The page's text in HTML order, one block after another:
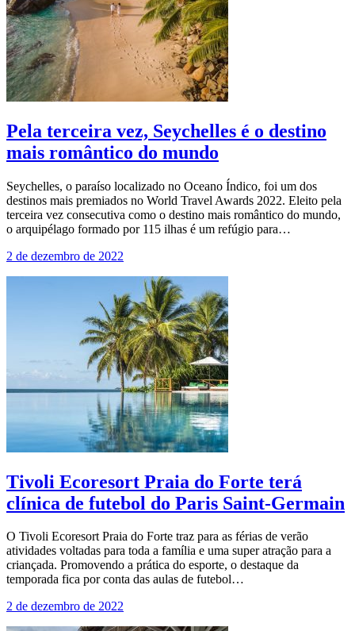
Pela terceira vez, Seychelles é o destino
mais romântico do mundo
Seychelles, o paraíso localizado no Oceano Índico, foi um dos
destinos mais premiados no World Travel Awards 2022. Eleito pela
terceira vez consecutiva como o destino mais romântico do mundo,
o arquipélago formado por 115 ilhas é um refúgio para…
2 de dezembro de 2022
Tivoli Ecoresort Praia do Forte terá
clínica de futebol do Paris Saint-Germain
O Tivoli Ecoresort Praia do Forte traz para as férias de verão
atividades voltadas para toda a família e uma super atração para a
criançada. Promovendo a prática do esporte, o destaque da
temporada fica por conta das aulas de futebol…
2 de dezembro de 2022